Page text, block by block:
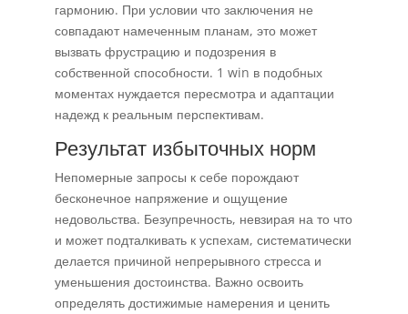
гармонию. При условии что заключения не
совпадают намеченным планам, это может
вызвать фрустрацию и подозрения в
собственной способности. 1 win в подобных
моментах нуждается пересмотра и адаптации
надежд к реальным перспективам.
Результат избыточных норм
Непомерные запросы к себе порождают
бесконечное напряжение и ощущение
недовольства. Безупречность, невзирая на то что
и может подталкивать к успехам, систематически
делается причиной непрерывного стресса и
уменьшения достоинства. Важно освоить
определять достижимые намерения и ценить